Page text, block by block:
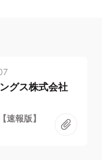
グス株式会社
速報版】